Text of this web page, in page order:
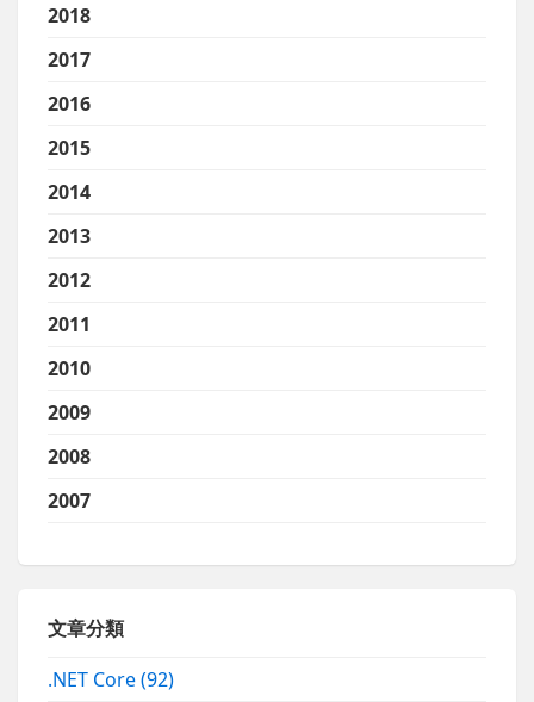
2018
2017
2016
2015
2014
2013
2012
2011
2010
2009
2008
2007
文章分類
.NET Core(92)